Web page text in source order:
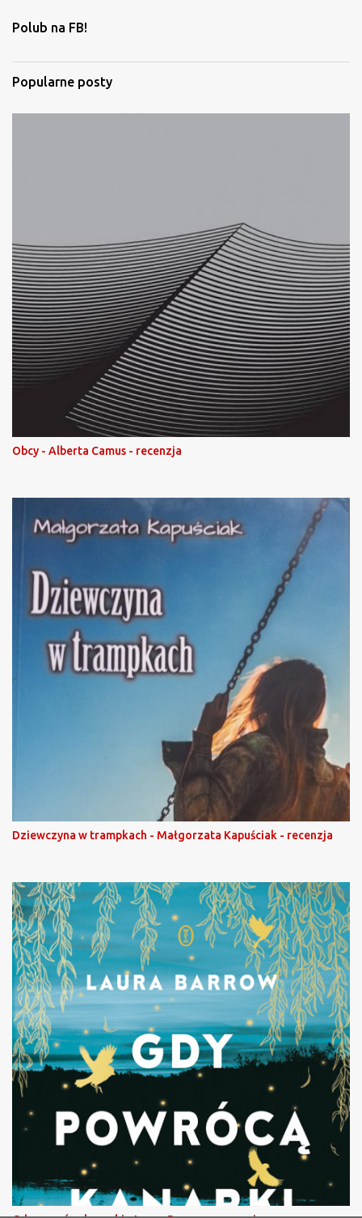
t
r
z
e
Polub na FB!
Popularne posty
Obcy - Alberta Camus - recenzja
Dziewczyna w trampkach - Małgorzata Kapuściak - recenzja